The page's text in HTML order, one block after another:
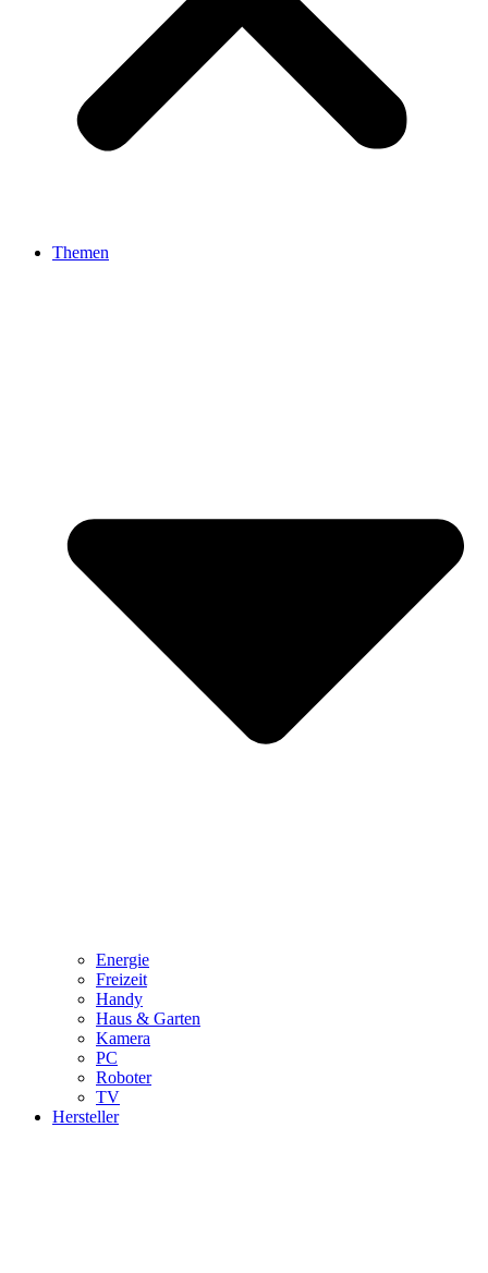
Themen
Energie
Freizeit
Handy
Haus & Garten
Kamera
PC
Roboter
TV
Hersteller